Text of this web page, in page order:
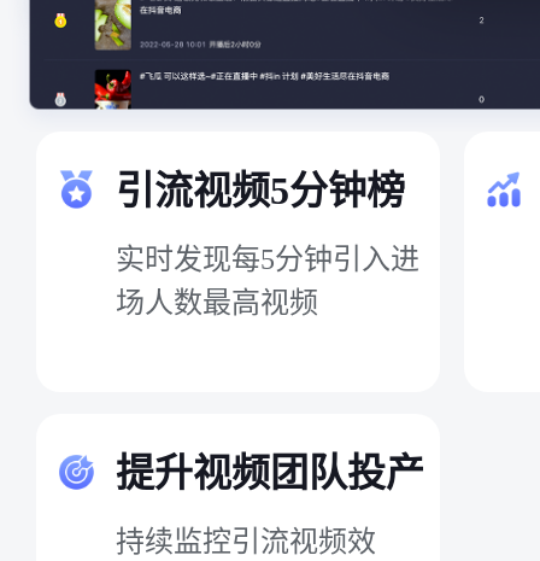
引流视频5分钟榜
实时发现每5分钟引入进
场人数最高视频
提升视频团队投产
持续监控引流视频效